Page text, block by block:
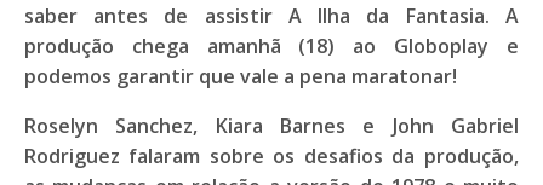
saber antes de assistir A Ilha da Fantasia. A
produção chega amanhã (18) ao Globoplay e
podemos garantir que vale a pena maratonar!
Roselyn Sanchez, Kiara Barnes e John Gabriel
Rodriguez falaram sobre os desafios da produção,